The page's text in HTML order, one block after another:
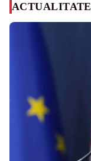
ACTUALITATE